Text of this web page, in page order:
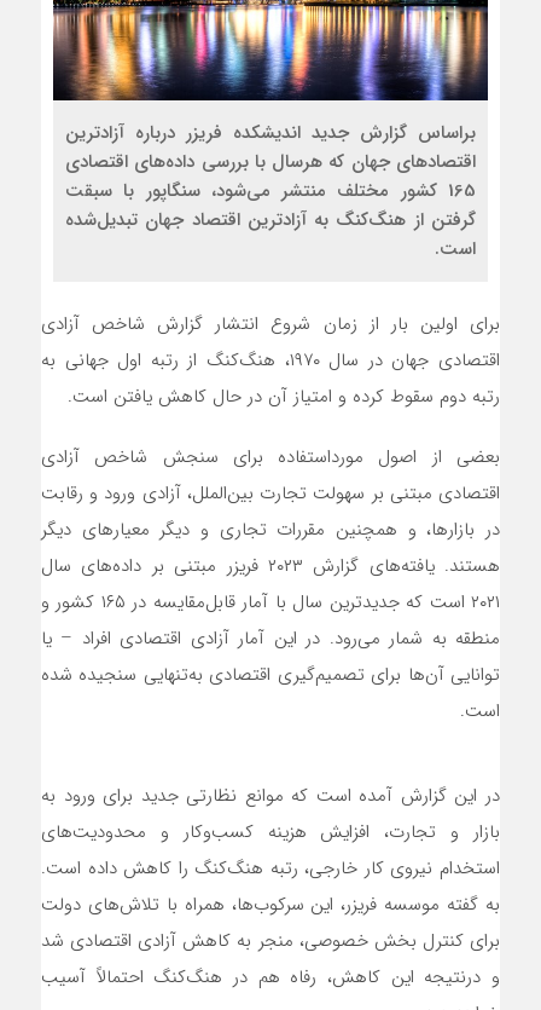
براساس گزارش جدید اندیشکده فریزر درباره آزادترین
اقتصادهای جهان که هرسال با بررسی داده‌های اقتصادی
165 کشور مختلف منتشر می‌شود، سنگاپور با سبقت
گرفتن از هنگ‌کنگ به آزادترین اقتصاد جهان تبدیل‌شده
است.
برای اولین بار از زمان شروع انتشار گزارش شاخص آزادی
اقتصادی جهان در سال ۱۹۷۰، هنگ‌کنگ از رتبه اول جهانی به
رتبه دوم سقوط کرده و امتیاز آن در حال کاهش یافتن است.
بعضی از اصول مورداستفاده برای سنجش شاخص آزادی
اقتصادی مبتنی بر سهولت تجارت بین‌الملل، آزادی ورود و رقابت
در بازارها، و همچنین مقررات تجاری و دیگر معیارهای دیگر
هستند. یافته‌های گزارش ۲۰۲۳ فریزر مبتنی بر داده‌های سال
۲۰۲۱ است که جدیدترین سال با آمار قابل‌مقایسه در ۱۶۵ کشور و
منطقه به شمار می‌رود. در این آمار آزادی اقتصادی افراد – یا
توانایی آن‌ها برای تصمیم‌گیری اقتصادی به‌تنهایی سنجیده شده
است.
در این گزارش آمده است که موانع نظارتی جدید برای ورود به
بازار و تجارت، افزایش هزینه کسب‌وکار و محدودیت‌های
استخدام نیروی کار خارجی، رتبه هنگ‌کنگ را کاهش داده است.
به گفته موسسه فریزر، این سرکوب‌ها، همراه با تلاش‌های دولت
برای کنترل بخش خصوصی، منجر به کاهش آزادی اقتصادی شد
و درنتیجه این کاهش، رفاه هم در هنگ‌کنگ احتمالاً آسیب